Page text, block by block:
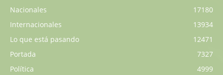
Nacionales
17180
Internacionales
13934
Lo que está pasando
12471
Portada
7327
Política
4999